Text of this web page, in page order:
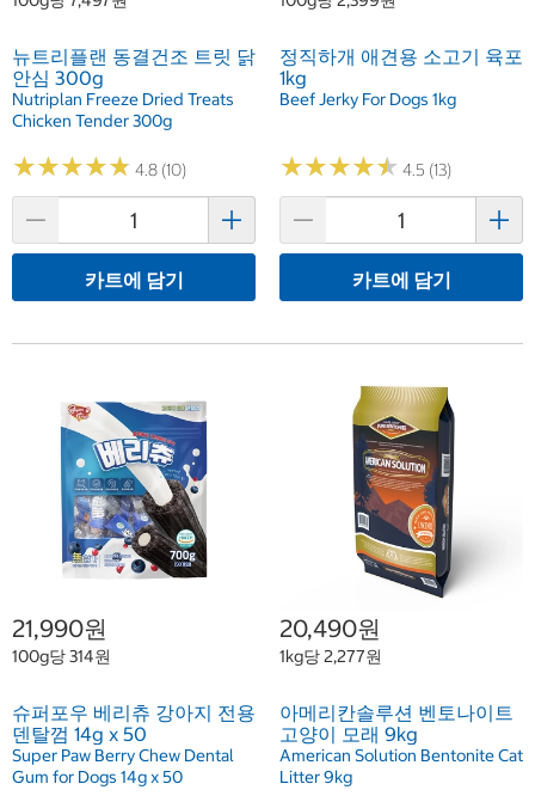
뉴트리플랜 동결건조 트릿 닭
안심 300g
Nutriplan Freeze Dried Treats
Chicken Tender 300g
★★★★★
★★★★★ 4.8 (10)
카트에 담기
정직하개 애견용 소고기 육포
1kg
Beef Jerky For Dogs 1kg
★★★★★
★★★★★ 4.5 (13)
카트에 담기
21,990원
100g당 314원
슈퍼포우 베리츄 강아지 전용
덴탈껌 14g x 50
Super Paw Berry Chew Dental
Gum for Dogs 14g x 50
20,490원
1kg당 2,277원
아메리칸솔루션 벤토나이트
고양이 모래 9kg
American Solution Bentonite Cat
Litter 9kg